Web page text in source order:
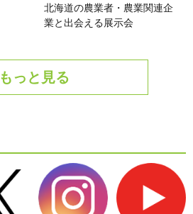
北海道の農業者・農業関連企
業と出会える展示会
もっと見る